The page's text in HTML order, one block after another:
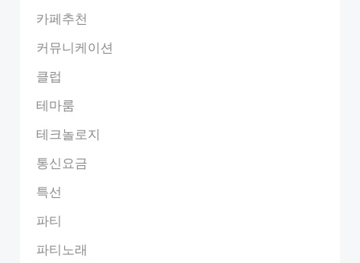
카페추천
커뮤니케이션
클럽
테마룸
테크놀로지
통신요금
특선
파티
파티노래